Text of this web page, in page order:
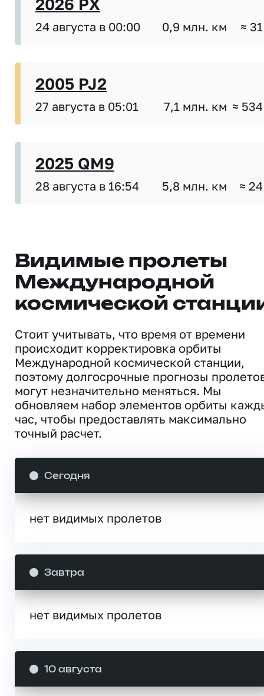
2026 PX
24 августа в 00:00 0,9 млн. км ≈
2005 PJ2
27 августа в 05:01 7,1 млн. км ≈
2025 QM9
28 августа в 16:54 5,8 млн. км ≈
Видимые пролеты
Международной
космической
Стоит учитывать, что время от времени
происходит корректировка орбиты
Международной космической станции,
поэтому долгосрочные прогнозы
могут незначительно меняться. Мы
обновляем набор элементов орбиты
час, чтобы предоставлять максимально
точный расчет.
Сегодня
нет видимых пролетов
Завтра
нет видимых пролетов
10 августа